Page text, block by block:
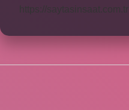
https://saytasinsaat.com.tr